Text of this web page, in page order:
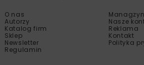
O nas
Managzyn
Autorzy
Nasze
Katalog firm
Reklama
Sklep
Kontakt
Newsletter
Polityka
Regulamin